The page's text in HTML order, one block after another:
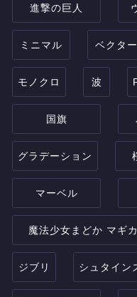
進撃の巨人
ミニマル ベクター
モノクロ 波
国旗
グラデーション
マーベル
魔法少女まどか マギカ
ジブリ シュタイン